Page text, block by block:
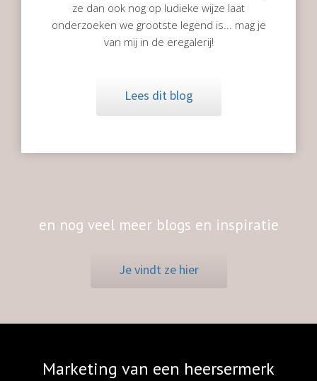
ze dan ook nog op ludieke wijze laat
onderzoeken we grootste legend is... mag je
van mij in de eregalerij!
Lees dit blog
en nog veel meer blogs en inspiratie
Je vindt ze hier
Marketing van een heersermerk